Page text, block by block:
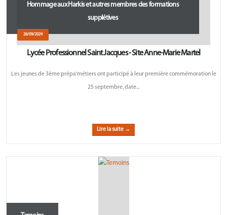
Hommage aux Harkis et autres membres des formations
supplétives
26/09/2024
Lycée Professionnel Saint Jacques - Site Anne-Marie Martel
Les jeunes de 3ème prépa'métiers ont participé à leur première commémoration le
25 septembre, date...
Lire la suite →